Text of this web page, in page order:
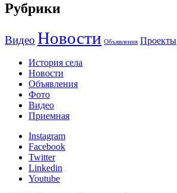
Рубрики
Видео Новости Объявления Проекты
История села
Новости
Объявления
Фото
Видео
Приемная
Instagram
Facebook
Twitter
Linkedin
Youtube